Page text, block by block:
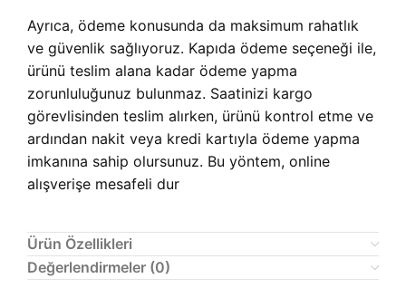
Ayrıca, ödeme konusunda da maksimum rahatlık
ve güvenlik sağlıyoruz. Kapıda ödeme seçeneği ile,
ürünü teslim alana kadar ödeme yapma
zorunluluğunuz bulunmaz. Saatinizi kargo
görevlisinden teslim alırken, ürünü kontrol etme ve
ardından nakit veya kredi kartıyla ödeme yapma
imkanına sahip olursunuz. Bu yöntem, online
alışverişe mesafeli dur
Ürün Özellikleri
Değerlendirmeler (0)